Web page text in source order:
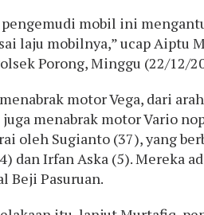
pengemudi mobil ini
laju mobilnya,” ucap Aiptu
Porong, Minggu (22/12/
motor Vega, dari
menabrak motor Vario
oleh Sugianto (37), yang
dan Irfan Aska (5). Mereka
Beji Pasuruan.